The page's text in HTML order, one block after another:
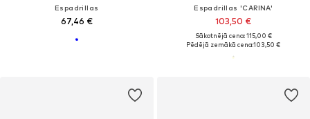
Espadrillas
67,46 €
Espadrillas 'CARINA'
103,50 €
Sākotnējā cena: 115,00 €
Pēdējā zemākā cena:103,50 €